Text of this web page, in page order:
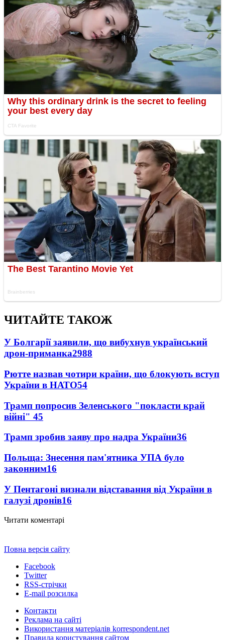
ЧИТАЙТЕ ТАКОЖ
У Болгарії заявили, що вибухнув український
дрон-приманка2988
Рютте назвав чотири країни, що блокують вступ
України в НАТО54
Трамп попросив Зеленського "покласти край
війні" 45
Трамп зробив заяву про надра України36
Польща: Знесення пам'ятника УПА було
законним16
У Пентагоні визнали відставання від України в
галузі дронів16
Читати коментарі
Повна версія сайту
Facebook
Twitter
RSS-стрічки
E-mail розсилка
Контакти
Реклама на сайті
Використання матеріалів korrespondent.net
Правила користування сайтом